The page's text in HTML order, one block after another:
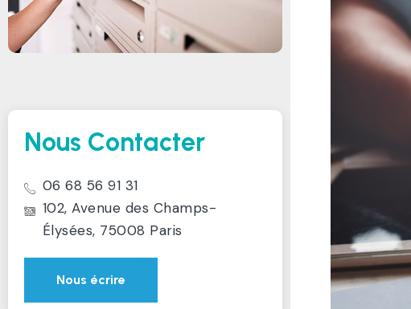
Nous Contacter
06 68 56 91 31
102, Avenue des Champs-
Élysées, 75008 Paris
Nous écrire